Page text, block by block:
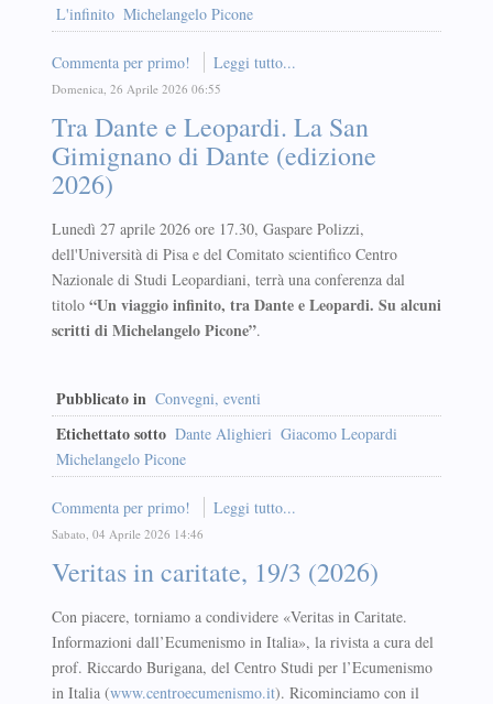
L'infinito Michelangelo Picone
Commenta per primo! Leggi tutto...
Domenica, 26 Aprile 2026 06:55
Tra Dante e Leopardi. La San
Gimignano di Dante (edizione
2026)
Lunedì 27 aprile 2026 ore 17.30, Gaspare Polizzi,
dell'Università di Pisa e del Comitato scientifico Centro
Nazionale di Studi Leopardiani, terrà una conferenza dal
titolo “Un viaggio infinito, tra Dante e Leopardi. Su alcuni
scritti di Michelangelo Picone”.
Pubblicato in Convegni, eventi
Etichettato sotto Dante Alighieri Giacomo Leopardi
Michelangelo Picone
Commenta per primo! Leggi tutto...
Sabato, 04 Aprile 2026 14:46
Veritas in caritate, 19/3 (2026)
Con piacere, torniamo a condividere «Veritas in Caritate.
Informazioni dall’Ecumenismo in Italia», la rivista a cura del
prof. Riccardo Burigana, del Centro Studi per l’Ecumenismo
in Italia (www.centroecumenismo.it). Ricominciamo con il